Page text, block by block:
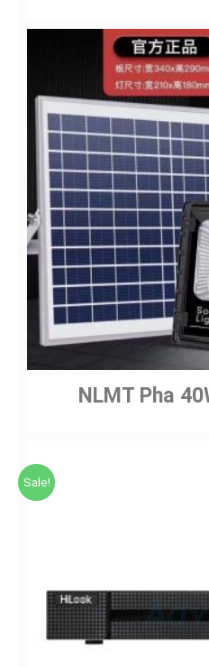
NLMT Pha
Sale!
Gửi